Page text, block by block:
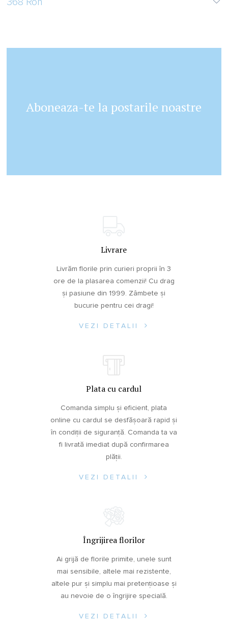
368 Ron
Aboneaza-te la postarile noastre
Livrare
Livrăm florile prin curieri proprii în 3
ore de la plasarea comenzii! Cu drag
și pasiune din 1999. Zâmbete și
bucurie pentru cei dragi!
VEZI DETALII
Plata cu cardul
Comanda simplu și eficient, plata
online cu cardul se desfășoară rapid și
în condiții de siguranță. Comanda ta va
fi livrată imediat după confirmarea
plății.
VEZI DETALII
Îngrijirea florilor
Ai grijă de florile primite, unele sunt
mai sensibile, altele mai rezistente,
altele pur și simplu mai pretențioase și
au nevoie de o îngrijire specială.
VEZI DETALII